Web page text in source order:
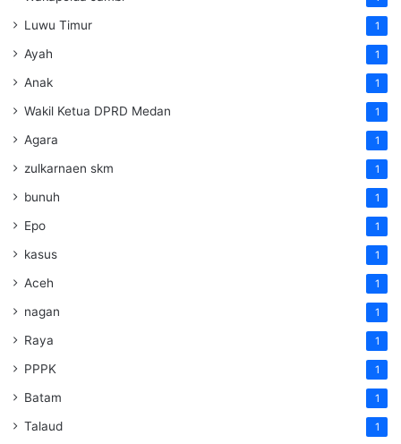
Luwu Timur 1
Ayah 1
Anak 1
Wakil Ketua DPRD Medan 1
Agara 1
zulkarnaen skm 1
bunuh 1
Epo 1
kasus 1
Aceh 1
nagan 1
Raya 1
PPPK 1
Batam 1
Talaud 1